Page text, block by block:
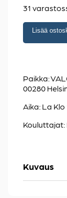
31
Lisää
Paikka:
00280
Aika: La Klo
Kouluttajat:
Kuvaus